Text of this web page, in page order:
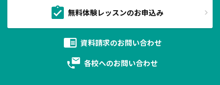
無料体験レッスンのお申込み
資料請求のお問い合わせ
各校へのお問い合わせ